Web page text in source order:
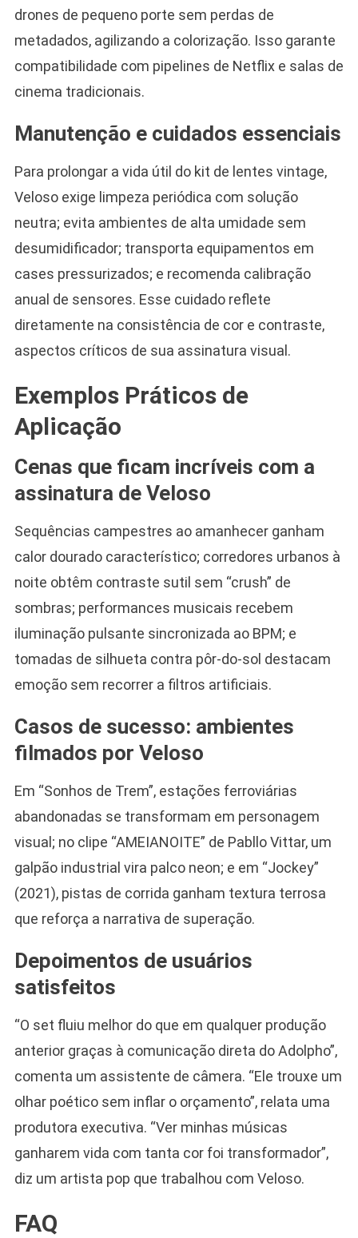
drones de pequeno porte sem perdas de
metadados, agilizando a colorização. Isso garante
compatibilidade com pipelines de Netflix e salas de
cinema tradicionais.
Manutenção e cuidados essenciais
Para prolongar a vida útil do kit de lentes vintage,
Veloso exige limpeza periódica com solução
neutra; evita ambientes de alta umidade sem
desumidificador; transporta equipamentos em
cases pressurizados; e recomenda calibração
anual de sensores. Esse cuidado reflete
diretamente na consistência de cor e contraste,
aspectos críticos de sua assinatura visual.
Exemplos Práticos de
Aplicação
Cenas que ficam incríveis com a
assinatura de Veloso
Sequências campestres ao amanhecer ganham
calor dourado característico; corredores urbanos à
noite obtêm contraste sutil sem “crush” de
sombras; performances musicais recebem
iluminação pulsante sincronizada ao BPM; e
tomadas de silhueta contra pôr-do-sol destacam
emoção sem recorrer a filtros artificiais.
Casos de sucesso: ambientes
filmados por Veloso
Em “Sonhos de Trem”, estações ferroviárias
abandonadas se transformam em personagem
visual; no clipe “AMEIANOITE” de Pabllo Vittar, um
galpão industrial vira palco neon; e em “Jockey”
(2021), pistas de corrida ganham textura terrosa
que reforça a narrativa de superação.
Depoimentos de usuários
satisfeitos
“O set fluiu melhor do que em qualquer produção
anterior graças à comunicação direta do Adolpho”,
comenta um assistente de câmera. “Ele trouxe um
olhar poético sem inflar o orçamento”, relata uma
produtora executiva. “Ver minhas músicas
ganharem vida com tanta cor foi transformador”,
diz um artista pop que trabalhou com Veloso.
FAQ